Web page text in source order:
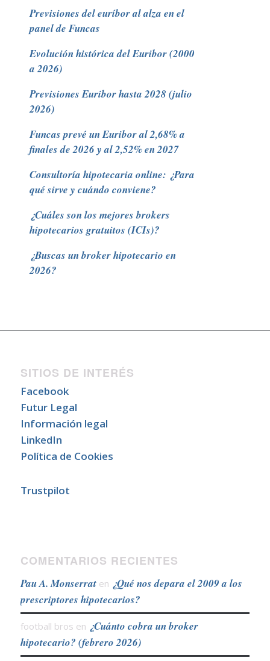
Previsiones del euríbor al alza en el
panel de Funcas
Evolución histórica del Euribor (2000
a 2026)
Previsiones Euribor hasta 2028 (julio
2026)
Funcas prevé un Euribor al 2,68% a
finales de 2026 y al 2,52% en 2027
Consultoría hipotecaria online: ¿Para
qué sirve y cuándo conviene?
¿Cuáles son los mejores brokers
hipotecarios gratuitos (ICIs)?
¿Buscas un broker hipotecario en
2026?
SITIOS DE INTERÉS
Facebook
Futur Legal
Información legal
LinkedIn
Política de Cookies
Trustpilot
COMENTARIOS RECIENTES
Pau A. Monserraten ¿Qué nos depara el 2009 a los
prescriptores hipotecarios?
football bros en ¿Cuánto cobra un broker
hipotecario? (febrero 2026)